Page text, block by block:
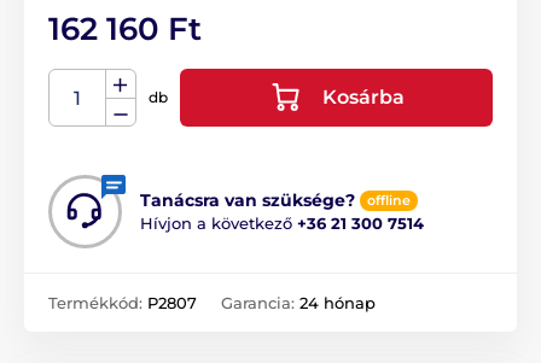
162 160 Ft
db Kosárba
Tanácsra van szüksége? offline
Hívjon a következő +36 21 300 7514
Termékkód: P2807 Garancia: 24 hónap